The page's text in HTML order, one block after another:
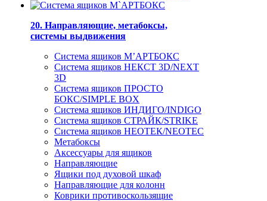
20. Направляющие, метабоксы,
системы выдвижения
Система ящиков М’АРТБОКС
Система ящиков НЕКСТ 3D/NEXT
3D
Система ящиков ПРОСТО
БОКС/SIMPLE BOX
Система ящиков ИНДИГО/INDIGO
Система ящиков СТРАЙК/STRIKE
Система ящиков НЕОТЕК/NEOTEC
Метабоксы
Аксессуары для ящиков
Направляющие
Ящики под духовой шкаф
Направляющие для колонн
Коврики противоскользящие